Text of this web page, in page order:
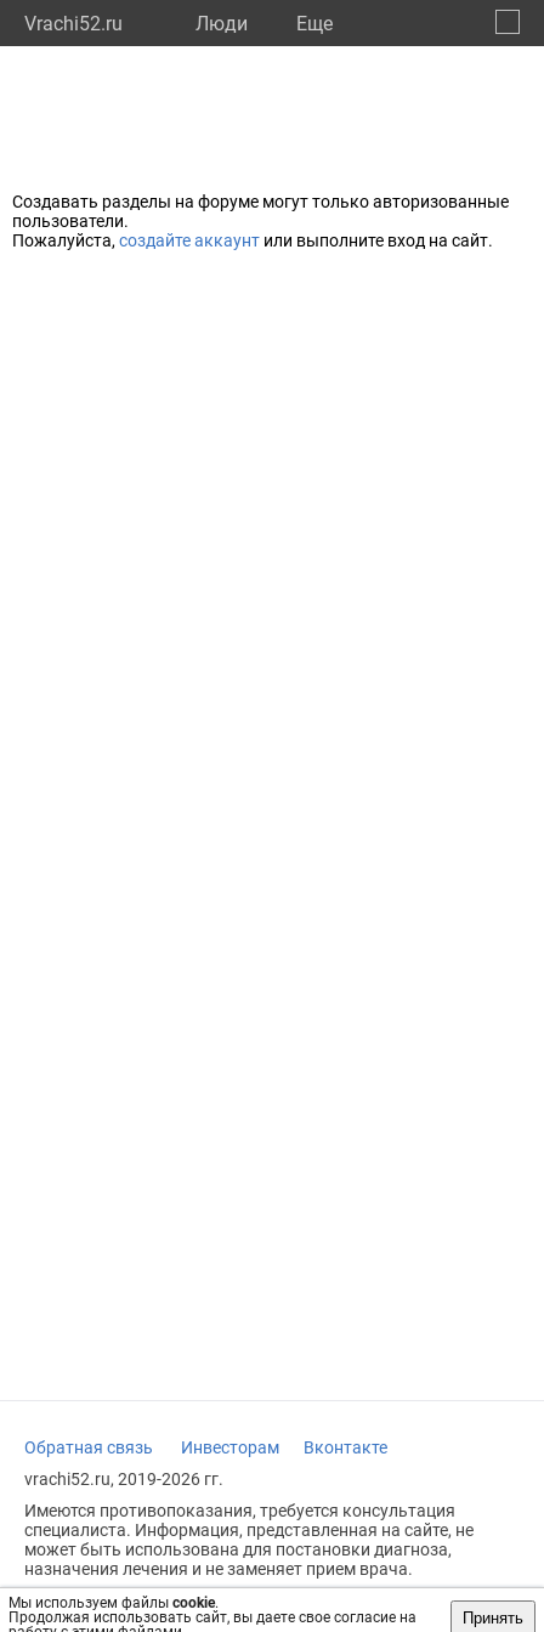
Vrachi52.ru Люди Eще
Мы используем файлы cookie.
Продолжая использовать сайт, вы даете свое согласие на
Принять
Создавать разделы на форуме могут только авторизованные
пользователи.
Пожалуйста, создайте аккаунт или выполните вход на сайт.
Обратная связь Инвесторам
Вконтакте
vrachi52.ru, 2019-2026 гг.
Имеются противопоказания, требуется консультация
специалиста. Информация, представленная на сайте, не
может быть использована для постановки диагноза,
назначения лечения и не заменяет прием врача.
Возрастное ограничение: 18+